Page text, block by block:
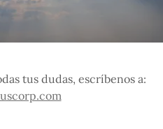
tus dudas, escríbenos a: